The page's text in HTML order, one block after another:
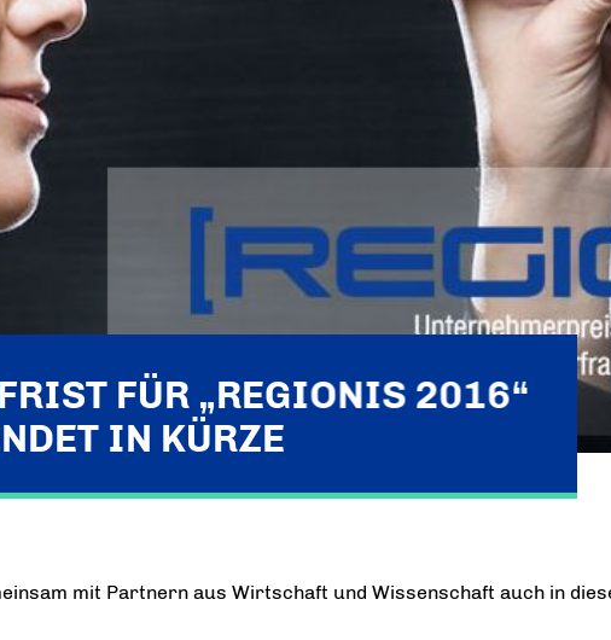
FÜR „REGIONIS 2016“
IN KÜRZE
mit Partnern aus Wirtschaft und Wissenschaft auch in